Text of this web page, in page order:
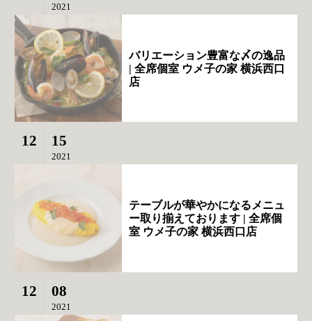
2021
バリエーション豊富な〆の逸品
| 全席個室 ウメ子の家 横浜西口
店
12 15
2021
テーブルが華やかになるメニュ
ー取り揃えております | 全席個
室 ウメ子の家 横浜西口店
12 08
2021